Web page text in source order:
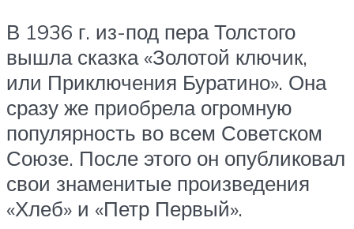
В 1936 г. из-под пера Толстого
вышла сказка «Золотой ключик,
или Приключения Буратино». Она
сразу же приобрела огромную
популярность во всем Советском
Союзе. После этого он опубликовал
свои знаменитые произведения
«Хлеб» и «Петр Первый».